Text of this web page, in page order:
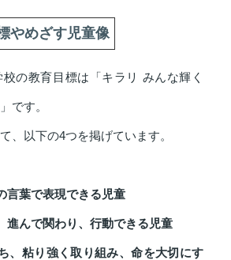
やめざす児童像
の教育目標は「キラリ みんな輝く
です。
、以下の4つを掲げています。
言葉で表現できる児童
進んで関わり、行動できる児童
、粘り強く取り組み、命を大切にす